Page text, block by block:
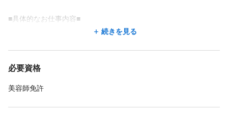
■具体的なお仕事内容■
・美容サービス提供(カット、スタイリング、カラー、パーマ、シ
どのご提供)
・ヘアケアやヘアスタイルのアドバイス
続きを見る
必要資格
美容師免許